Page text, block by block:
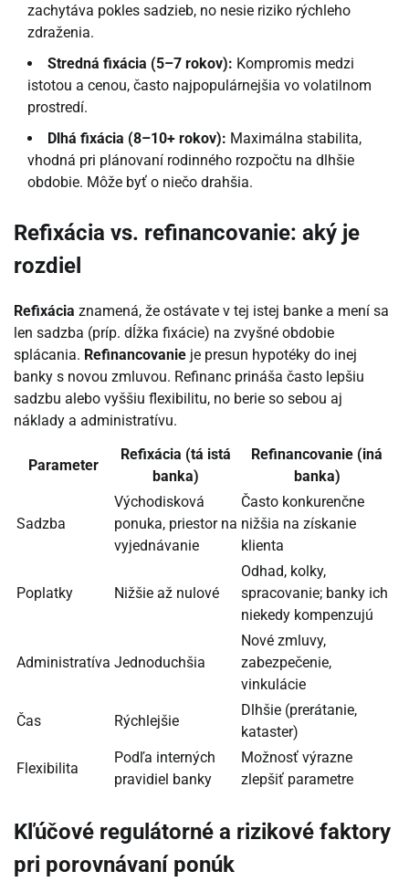
zachytáva pokles sadzieb, no nesie riziko rýchleho
zdraženia.
Stredná fixácia (5–7 rokov): Kompromis medzi
istotou a cenou, často najpopulárnejšia vo volatilnom
prostredí.
Dlhá fixácia (8–10+ rokov): Maximálna stabilita,
vhodná pri plánovaní rodinného rozpočtu na dlhšie
obdobie. Môže byť o niečo drahšia.
Refixácia vs. refinancovanie: aký je
rozdiel
Refixácia znamená, že ostávate v tej istej banke a mení sa
len sadzba (príp. dĺžka fixácie) na zvyšné obdobie
splácania. Refinancovanie je presun hypotéky do inej
banky s novou zmluvou. Refinanc prináša často lepšiu
sadzbu alebo vyššiu flexibilitu, no berie so sebou aj
náklady a administratívu.
Parameter
Refixácia (tá istá
banka)
Refinancovanie (iná
banka)
Sadzba
Východisková
ponuka, priestor na
vyjednávanie
Často konkurenčne
nižšia na získanie
klienta
Poplatky Nižšie až nulové
Odhad, kolky,
spracovanie; banky ich
niekedy kompenzujú
Administratíva Jednoduchšia
Nové zmluvy,
zabezpečenie,
vinkulácie
Čas Rýchlejšie
Dlhšie (prerátanie,
kataster)
Flexibilita
Podľa interných
pravidiel banky
Možnosť výrazne
zlepšiť parametre
Kľúčové regulátorné a rizikové faktory
pri porovnávaní ponúk